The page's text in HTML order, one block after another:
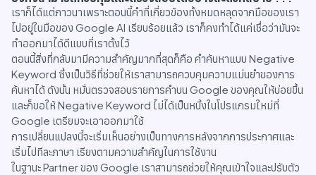
เราก็ได้แต่ภาวนาเพราะตอนนี้คำที่เกี่ยวข้องทั้งหมดหลุดจากมือของเรา
ไปอยู่ในมือของ Google AI เรียบร้อยแล้ว เราก็คงทำได้แค่เชื่อว่ามันจะ
ทำออกมาได้ดีแบบที่เราตั้งไว้
ตอนนี้สิ่งที่กลับมามีความสำคัญมากที่สุดก็คือ คำค้นหาแบบ Negative
Keyword ซึ่งเป็นวิธีที่ช่วยให้เราสามารถควบคุมความแม่นยำของการ
ค้นหาได้ ดังนั้น หมั่นตรวจสอบรายการคำบน Google ของคุณให้บ่อยขึ้น
และก็ขอให้ Negative Keyword ไม่ได้เป็นหนึ่งในโปรแกรมใหม่ที่
Google เตรียมจะเอาออกมาใช้
การเปลี่ยนแปลงนี้จะเริ่มเห็นอย่างเป็นทางการหลังจากการประกาศและ
เริ่มไปทีละภาษา เรียงตามความสำคัญในการใช้งาน
ในฐานะ Partner ของ Google เราสามารถช่วยให้คุณเข้าใจและปรับตัว